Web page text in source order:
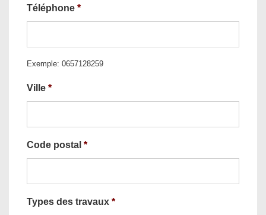
Téléphone *
Exemple: 0657128259
Ville *
Code postal *
Types des travaux *